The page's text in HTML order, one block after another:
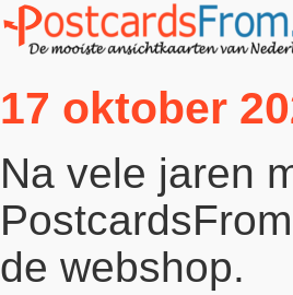
17 oktober
Na vele jaren
de webshop.